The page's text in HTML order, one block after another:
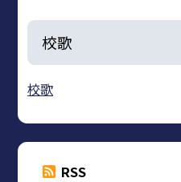
校歌
校歌
RSS